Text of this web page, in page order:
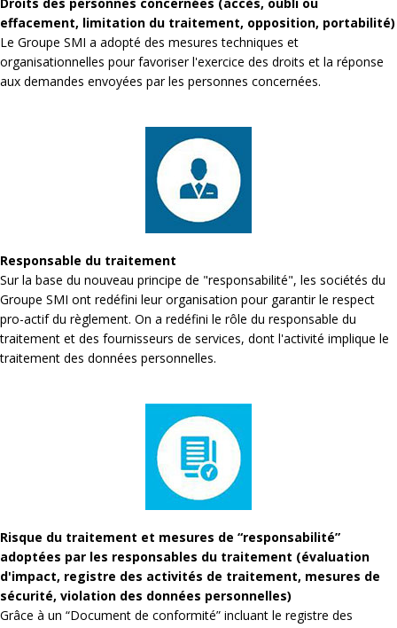
effacement, limitation du traitement, opposition, portabilité)
Le Groupe SMI a adopté des mesures techniques et
organisationnelles pour favoriser l'exercice des droits et la réponse
aux demandes envoyées par les personnes concernées.
Responsable du traitement
Sur la base du nouveau principe de "responsabilité", les sociétés du
Groupe SMI ont redéfini leur organisation pour garantir le respect
pro-actif du règlement. On a redéfini le rôle du responsable du
traitement et des fournisseurs de services, dont l'activité implique le
traitement des données personnelles.
Risque du traitement et mesures de “responsabilité”
adoptées par les responsables du traitement (évaluation
d'impact, registre des activités de traitement, mesures de
sécurité, violation des données personnelles)
Grâce à un “Document de conformité” incluant le registre des